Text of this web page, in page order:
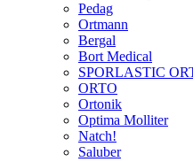
Pedag
Ortmann
Bergal
Bort Medical
SPORLASTIC
ORTO
Ortonik
Optima Molliter
Natch!
Saluber